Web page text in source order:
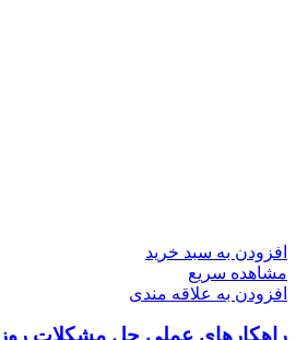
افزودن به سبد خرید
مشاهده سریع
افزودن به علاقه مندی
راهکارهای عملی حل مشکلات